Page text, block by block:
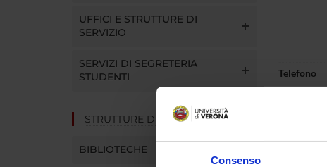
Consenso
UFFICI E STRUTTURE DI
SERVIZIO
SERVIZI DI SEGRETERIA
STUDENTI
STRUTTURE DEL DIPARTIMENTO
BIBLIOTECHE
Telefono